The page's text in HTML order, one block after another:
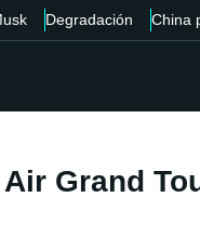
Degradación China
Grand